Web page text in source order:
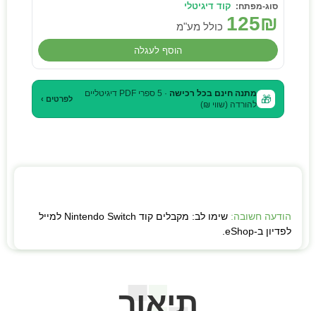
קוד דיגיטלי
125₪ כולל מע"מ
הוסף לעגלה
🎁 מתנה חינם בכל רכישה
· 5 ספרי PDF דיגיטליים
להורדה (שווי ₪)
לפרטים ›
הודעה חשובה:
שימו לב: מקבלים קוד Nintendo Switch למייל
לפדיון ב-eShop.
תיאור